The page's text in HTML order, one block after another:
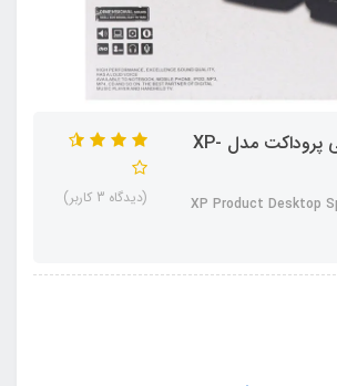
اسپیکر ایکس پی پروداکت مدل XP-
XP Product Desktop
(دیدگاه 3 کاربر)